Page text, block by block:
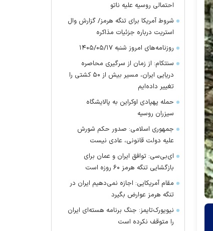
احتمالی روسیه علیه ناتو
شروط آمریکا برای تنگه هرمز/ گزارش وال
استریت درباره جزئیات مذاکره
روزنامه‌های امروز شنبه ۱۴۰۵/۰۵/۱۷
سنتکام: از زمان از سرگیری محاصره
دریایی ایران، مسیر بیش از ۵۰ کشتی را
تغییر داده‌ایم
حمله پهپادی اوکراین به پالایشگاه
سیزران روسیه
جمهوری اسلامی: صدور حکم شورش
علیه دولت قانونی، عادی نیست
ای‌بی‌سی: توافق ایران و عمان برای
بازگشایی تنگه هرمز ۶۰ روزه است
مقام آمریکایی: اجازه نمی‌دهیم ایران در
تنگه هرمز عوارض بگیرد
نیویورک‌تایمز: جنگ برنامه هسته‌ای ایران
را متوقف نکرده است